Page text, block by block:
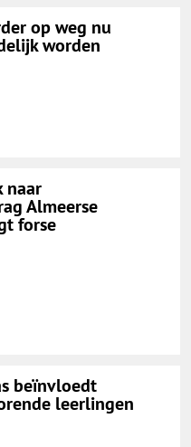
op weg nu
worden
naar
Almeerse
forse
beïnvloedt
leerlingen